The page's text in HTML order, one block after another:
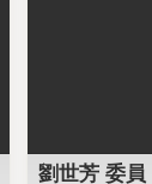
劉世芳 委員